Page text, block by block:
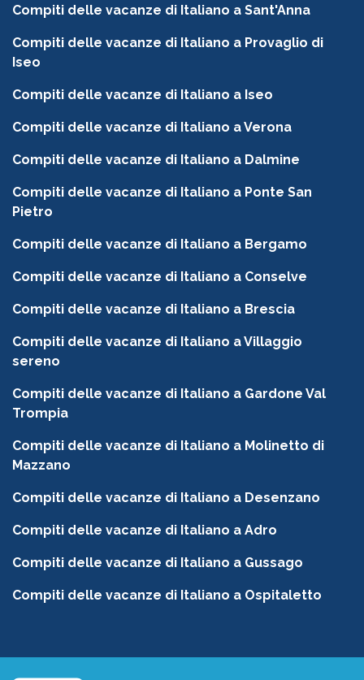
Compiti delle vacanze di Italiano a Sant'Anna
Compiti delle vacanze di Italiano a Provaglio di
Iseo
Compiti delle vacanze di Italiano a Iseo
Compiti delle vacanze di Italiano a Verona
Compiti delle vacanze di Italiano a Dalmine
Compiti delle vacanze di Italiano a Ponte San
Pietro
Compiti delle vacanze di Italiano a Bergamo
Compiti delle vacanze di Italiano a Conselve
Compiti delle vacanze di Italiano a Brescia
Compiti delle vacanze di Italiano a Villaggio
sereno
Compiti delle vacanze di Italiano a Gardone Val
Trompia
Compiti delle vacanze di Italiano a Molinetto di
Mazzano
Compiti delle vacanze di Italiano a Desenzano
Compiti delle vacanze di Italiano a Adro
Compiti delle vacanze di Italiano a Gussago
Compiti delle vacanze di Italiano a Ospitaletto